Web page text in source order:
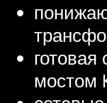
мостом